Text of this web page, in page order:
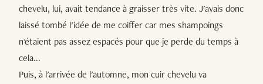
chevelu, lui, avait tendance à graisser très vite. J'avais donc
laissé tombé l'idée de me coiffer car mes shampoings
n'étaient pas assez espacés pour que je perde du temps à
cela...
Puis, à l'arrivée de l'automne, mon cuir chevelu va